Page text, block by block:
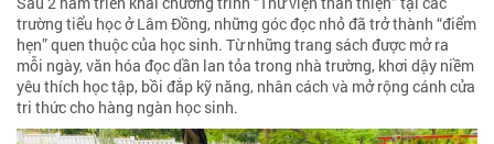
trường tiểu học ở Lâm Đồng, những góc đọc nhỏ đã trở thành “điểm
hẹn” quen thuộc của học sinh. Từ những trang sách được mở ra
mỗi ngày, văn hóa đọc dần lan tỏa trong nhà trường, khơi dậy niềm
yêu thích học tập, bồi đắp kỹ năng, nhân cách và mở rộng cánh cửa
tri thức cho hàng ngàn học sinh.